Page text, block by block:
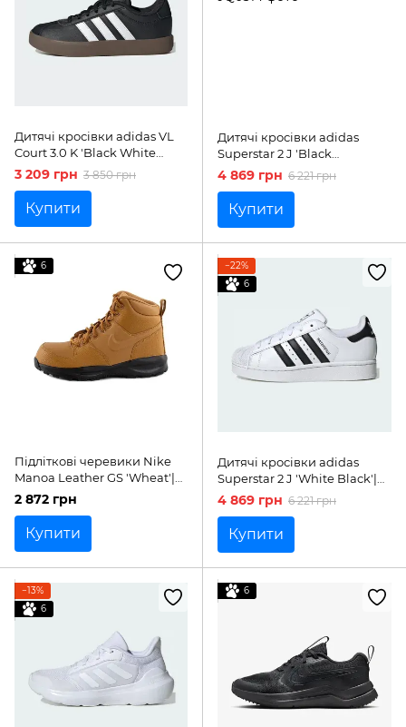
Дитячі кросівки adidas VL
Court 3.0 K 'Black White
Gum'| IE3630
3 209 грн 3 850 грн
Купити
Дитячі кросівки adidas
Superstar 2 J 'Black
Lenticular Stripes'| JQ0314
4 869 грн 6 221 грн
Купити
6
Підліткові черевики Nike
Manoa Leather GS 'Wheat'|
BQ5372-700
2 872 грн
Купити
−22%
6
Дитячі кросівки adidas
Superstar 2 J 'White Black'|
JH9976
4 869 грн 6 221 грн
Купити
−13%
6
6